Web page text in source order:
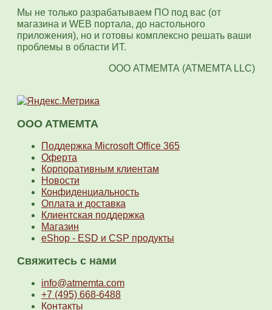
Мы не только разрабатываем ПО под вас (от
магазина и WEB портала, до настольного
приложения), но и готовы комплексно решать ваши
проблемы в области ИТ.
OOO АТМЕМТА (ATMEMTA LLC)
OOO ATMEMTA
Поддержка Microsoft Office 365
Оферта
Корпоративным клиентам
Новости
Конфиденциальность
Оплата и доставка
Клиентская поддержка
Магазин
eShop - ESD и CSP продукты
Свяжитесь с нами
info@atmemta.com
+7 (495) 668-6488
Контакты